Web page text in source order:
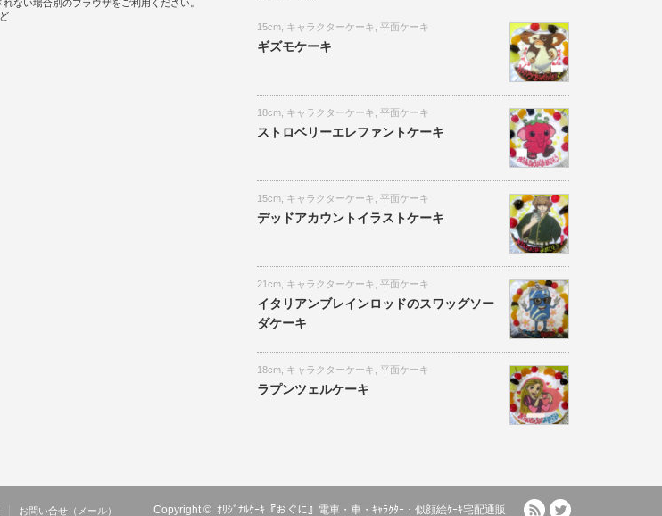
ない場合別のブラウザをご利用ください。
15cm キャラクターケーキ 平面ケーキ
ギズモケーキ
18cm キャラクターケーキ 平面ケーキ
ストロベリーエレファントケーキ
15cm キャラクターケーキ 平面ケーキ
デッドアカウントイラストケーキ
21cm キャラクターケーキ 平面ケーキ
イタリアンブレインロッドのスワッグソー
ダケーキ
18cm キャラクターケーキ 平面ケーキ
ラプンツェルケーキ
お問い合せ（メール）
RSS
Copyright © ｵﾘｼﾞﾅﾙｹｰｷ『おぐに』電車・車・ｷｬﾗｸﾀｰ・似顔絵ｹｰｷ宅配通販